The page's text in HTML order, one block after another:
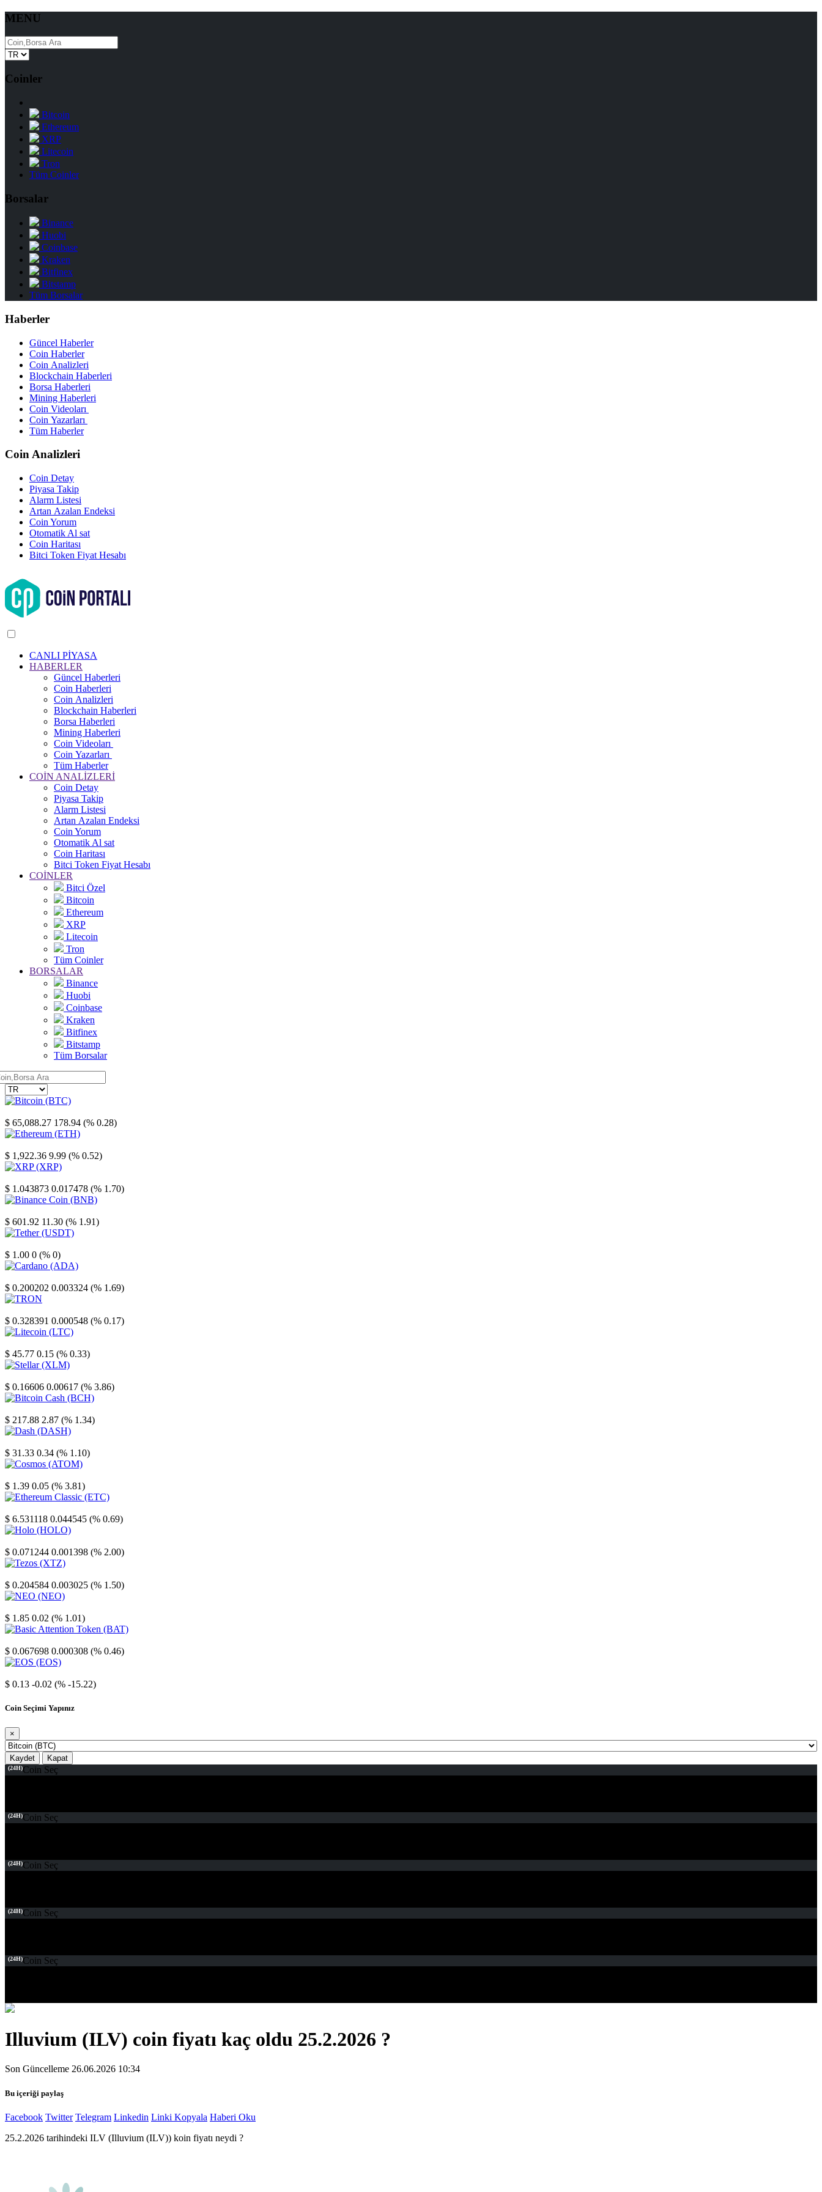
MENU
Coinler
Bitcoin
Ethereum
XRP
Litecoin
Tron
Tüm Coinler
Borsalar
Binance
Huobi
Coinbase
Kraken
Bitfinex
Bitstamp
Tüm Borsalar
Haberler
Güncel Haberler
Coin Haberler
Coin Analizleri
Blockchain Haberleri
Borsa Haberleri
Mining Haberleri
Coin Videoları
Coin Yazarları
Tüm Haberler
Coin Analizleri
Coin Detay
Piyasa Takip
Alarm Listesi
Artan Azalan Endeksi
Coin Yorum
Otomatik Al sat
Coin Haritası
Bitci Token Fiyat Hesabı
CANLI PİYASA
HABERLER
Güncel Haberleri
Coin Haberleri
Coin Analizleri
Blockchain Haberleri
Borsa Haberleri
Mining Haberleri
Coin Videoları
Coin Yazarları
Tüm Haberler
COİN ANALİZLERİ
Coin Detay
Piyasa Takip
Alarm Listesi
Artan Azalan Endeksi
Coin Yorum
Otomatik Al sat
Coin Haritası
Bitci Token Fiyat Hesabı
COİNLER
Bitci Özel
Bitcoin
Ethereum
XRP
Litecoin
Tron
Tüm Coinler
BORSALAR
Binance
Huobi
Coinbase
Kraken
Bitfinex
Bitstamp
Tüm Borsalar
$ 65,088.27 178.94 (% 0.28)
$ 1,922.36 9.99 (% 0.52)
$ 1.043873 0.017478 (% 1.70)
$ 601.92 11.30 (% 1.91)
$ 1.00 0 (% 0)
$ 0.200202 0.003324 (% 1.69)
$ 0.328391 0.000548 (% 0.17)
$ 45.77 0.15 (% 0.33)
$ 0.16606 0.00617 (% 3.86)
$ 217.88 2.87 (% 1.34)
$ 31.33 0.34 (% 1.10)
$ 1.39 0.05 (% 3.81)
$ 6.531118 0.044545 (% 0.69)
$ 0.071244 0.001398 (% 2.00)
$ 0.204584 0.003025 (% 1.50)
$ 1.85 0.02 (% 1.01)
$ 0.067698 0.000308 (% 0.46)
$ 0.13 -0.02 (% -15.22)
Coin Seçimi Yapınız
×
Kaydet Kapat
(24H)Coin Seç
(24H)Coin Seç
(24H)Coin Seç
(24H)Coin Seç
(24H)Coin Seç
Illuvium (ILV) coin fiyatı kaç oldu 25.2.2026 ?
Son Güncelleme 26.06.2026 10:34
Bu içeriği paylaş
Facebook Twitter Telegram Linkedin Linki Kopyala Haberi Oku
25.2.2026 tarihindeki ILV (Illuvium (ILV)) koin fiyatı neydi ?